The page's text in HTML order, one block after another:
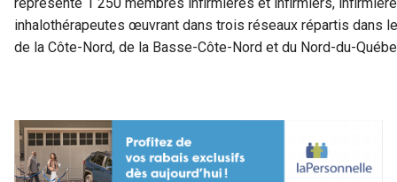
représente 1 250 membres infirmières et infirmiers,
inhalothérapeutes œuvrant dans trois réseaux répartis dans
de la Côte-Nord, de la Basse-Côte-Nord et du Nord-du-